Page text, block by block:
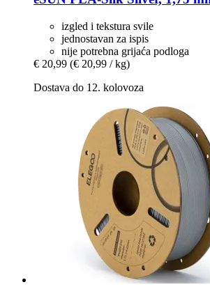
izgled i tekstura svile
jednostavan za ispis
nije potrebna grijaća podloga
€ 20,99 (€ 20,99 / kg)
Dostava do 12. kolovoza